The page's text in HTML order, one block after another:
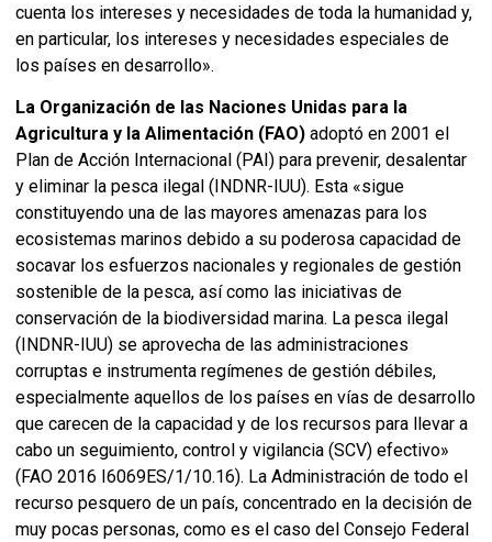
cuenta los intereses y necesidades de toda la humanidad y,
en particular, los intereses y necesidades especiales de
los países en desarrollo».
La Organización de las Naciones Unidas para la
Agricultura y la Alimentación (FAO) adoptó en 2001 el
Plan de Acción Internacional (PAI) para prevenir, desalentar
y eliminar la pesca ilegal (INDNR-IUU). Esta «sigue
constituyendo una de las mayores amenazas para los
ecosistemas marinos debido a su poderosa capacidad de
socavar los esfuerzos nacionales y regionales de gestión
sostenible de la pesca, así como las iniciativas de
conservación de la biodiversidad marina. La pesca ilegal
(INDNR-IUU) se aprovecha de las administraciones
corruptas e instrumenta regímenes de gestión débiles,
especialmente aquellos de los países en vías de desarrollo
que carecen de la capacidad y de los recursos para llevar a
cabo un seguimiento, control y vigilancia (SCV) efectivo»
(FAO 2016 I6069ES/1/10.16). La Administración de todo el
recurso pesquero de un país, concentrado en la decisión de
muy pocas personas, como es el caso del Consejo Federal